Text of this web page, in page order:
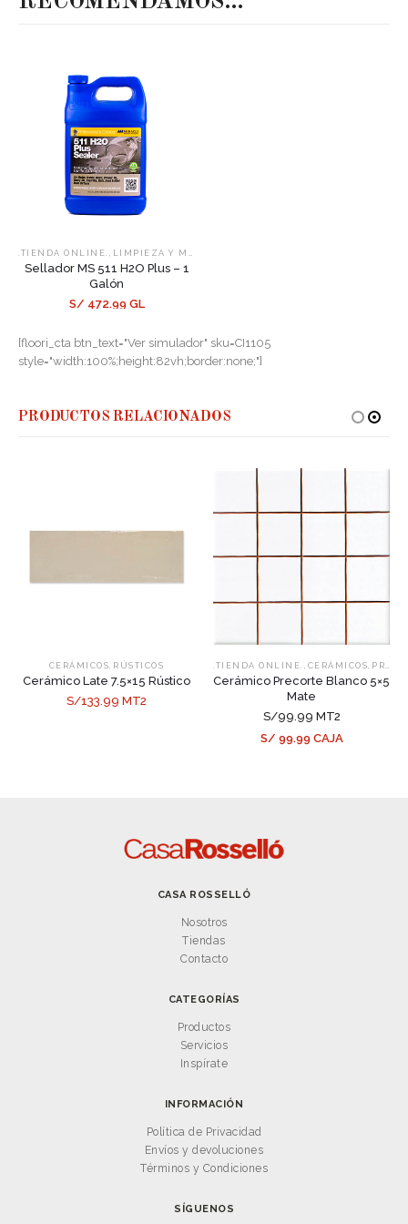
.TIENDA ONLINE. LIMPIEZA Y MANTENIMIENTO
Sellador MS 511 H2O Plus – 1
Galón
S/ 472.99 GL
[floori_cta btn_text="Ver simulador" sku=CI1105
style="width:100%;height:82vh;border:none;"]
PRODUCTOS RELACIONADOS
CERÁMICOS RÚSTICOS
Cerámico Late 7.5×15 Rústico
S/133.99 MT2
.TIENDA ONLINE. CERÁMICOS PRECORTE
Cerámico Precorte Blanco 5×5
Mate
S/99.99 MT2
S/ 99.99 CAJA
CASA ROSSELLÓ
Nosotros
Tiendas
Contacto
CATEGORÍAS
Productos
Servicios
Inspírate
INFORMACIÓN
Política de Privacidad
Envíos y devoluciones
Términos y Condiciones
SÍGUENOS